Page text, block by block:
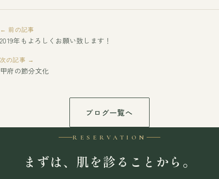
← 前の記事
2019年もよろしくお願い致します！
次の記事 →
甲府の節分文化
ブログ一覧へ
RESERVATION
まずは、肌を診ることから。